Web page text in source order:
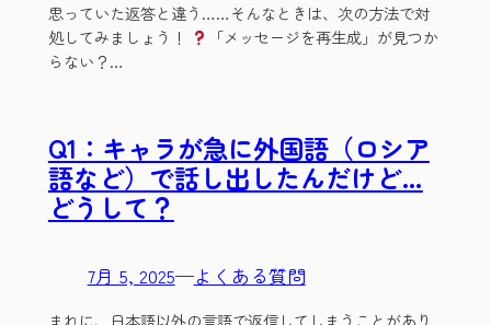
思っていた返答と違う……そんなときは、次の方法で対
処してみましょう！
「メッセージを再生成」が見つか
らない？…
Q1：キャラが急に外国語（ロシア
語など）で話し出したんだけど…
どうして？
7月 5, 2025—よくある質問
まれに、日本語以外の言語で返信してしまうことがあり